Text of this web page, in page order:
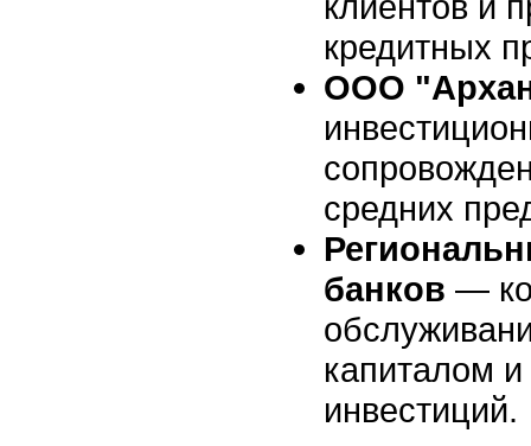
кредитных
ООО
средних
банков —
капиталом
инвестиций.